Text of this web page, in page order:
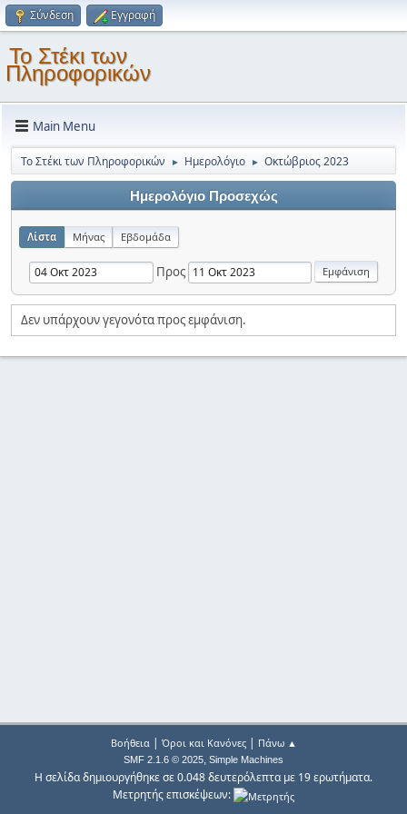
Σύνδεση Εγγραφή
Το Στέκι των
Πληροφορικών
Main Menu
Το Στέκι των Πληροφορικών ► Ημερολόγιο ► Οκτώβριος 2023
Ημερολόγιο Προσεχώς
Λίστα Μήνας Εβδομάδα
Προς
Δεν υπάρχουν γεγονότα προς εμφάνιση.
Βοήθεια| Όροι και Κανόνες| Πάνω ▲
SMF 2.1.6 © 2025, Simple Machines
Η σελίδα δημιουργήθηκε σε 0.048 δευτερόλεπτα με 19 ερωτήματα.
Μετρητής επισκέψεων: